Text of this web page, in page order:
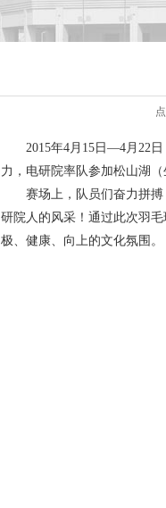
2015年4月15日—4月22
力，电研院率队参加松山湖
赛场上，队员们奋力拼
研院人的风采！通过此次羽
极、健康、向上的文化氛围。